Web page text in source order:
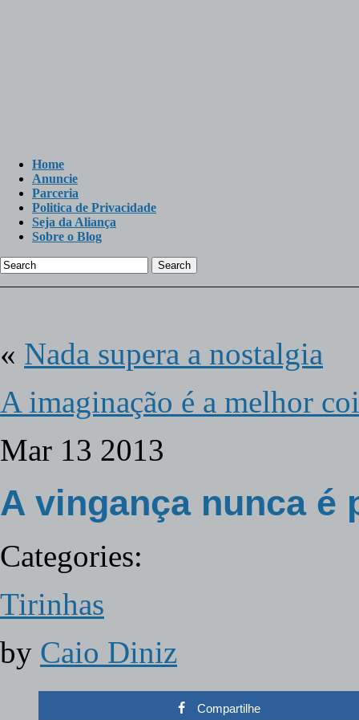
Home
Anuncie
Parceria
Politica de Privacidade
Seja da Aliança
Sobre o Blog
Search
« Nada supera a nostalgia
A imaginação é a melhor
Mar 13 2013
A vingança nunca é
Categories:
Tirinhas
by Caio Diniz
Compartilhe